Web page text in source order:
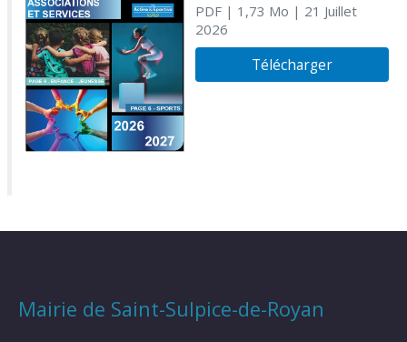
PDF| 1,73 Mo | 21 Juillet
2026
Télécharger
Mairie de Saint-Sulpice-de-Royan